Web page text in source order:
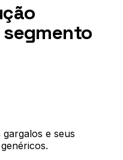
segmento
e seus